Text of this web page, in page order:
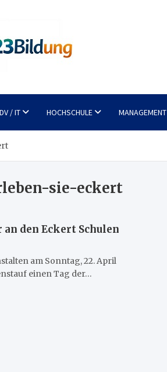
/ IT HOCHSCHULE MANAGEMENT
sie-eckert
den Eckert Schulen
am Sonntag, 22. April
einen Tag der…